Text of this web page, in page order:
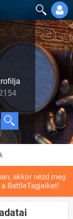
akkor nézd meg
BattleTagjeiket!